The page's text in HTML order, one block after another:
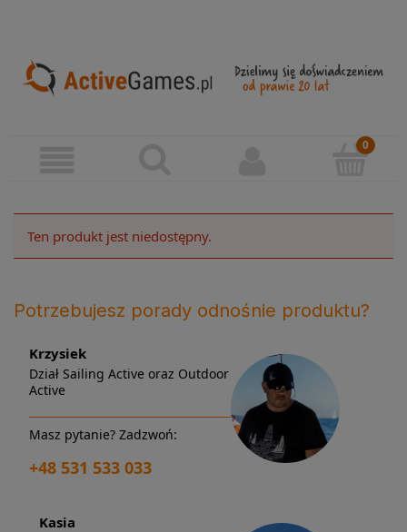
Ten produkt jest niedostępny.
Potrzebujesz porady odnośnie produktu?
Krzysiek
Dział Sailing Active oraz Outdoor
Active
Masz pytanie? Zadzwoń:
+48 531 533 033
Kasia